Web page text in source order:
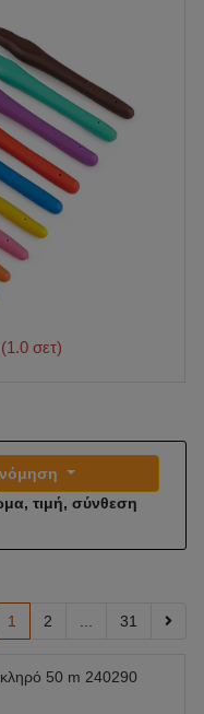
σετ)
τιμή, σύνθεση
1 2 31
50 m 240290